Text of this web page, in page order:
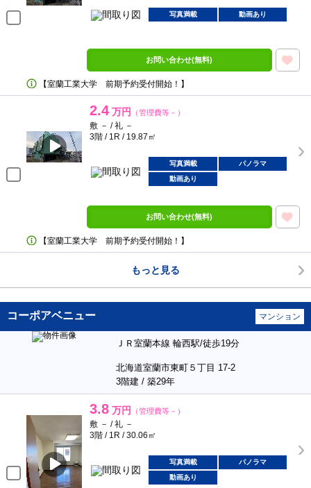
写真満載 動画あり
お問い合わせ(無料)
【室蘭工業大学 前期予約受付開始！】
2.4 万円 （管理費等－）
敷 － / 礼 －
3階 / 1R / 19.87㎡
写真満載
パノラマ
動画あり
お問い合わせ(無料)
【室蘭工業大学 前期予約受付開始！】
もっと見る
コーポアベニュー マンション
ＪＲ室蘭本線 輪西駅/徒歩19分
北海道室蘭市東町５丁目 17-2
3階建 / 築29年
3.8 万円 （管理費等－）
敷 － / 礼 －
3階 / 1R / 30.06㎡
写真満載
パノラマ
動画あり